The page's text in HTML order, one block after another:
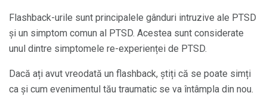
Flashback-urile sunt principalele gânduri intruzive ale PTSD
și un simptom comun al PTSD. Acestea sunt considerate
unul dintre simptomele re-experienței de PTSD.
Dacă ați avut vreodată un flashback, știți că se poate simți
ca și cum evenimentul tău traumatic se va întâmpla din nou.